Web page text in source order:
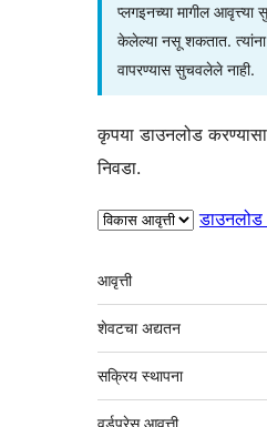
प्लगइनच्या मागील आवृत्त्या
केलेल्या नसू शकतात.
वापरण्यास सुचवलेले नाही.
कृपया डाउनलोड
निवडा.
डाउनलोड
मेटा
आवृत्ती
शेवटचा अद्यतन
सक्रिय स्थापना
वर्डप्रेस आवृत्ती